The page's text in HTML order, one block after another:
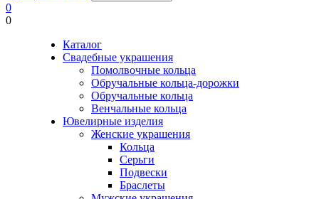
0
0
Каталог
Свадебные украшения
Помолвочные кольца
Обручальные кольца-дорожки
Обручальные кольца
Венчальные кольца
Ювелирные изделия
Женские украшения
Кольца
Серьги
Подвески
Браслеты